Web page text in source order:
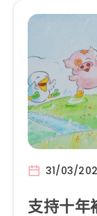
31/03/
支持十年